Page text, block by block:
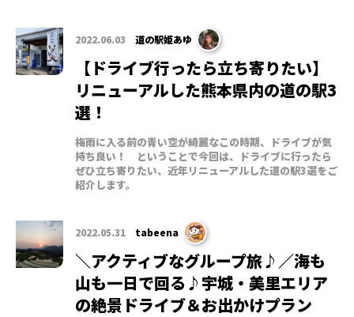
2022.06.03 道の駅姫あゆ
【ドライブ行ったら立ち寄りたい】
リニューアルした熊本県内の道の駅3
選！
梅雨に入る前の青い空が綺麗なこの時期、ドライブが気
持ち良い！ ということで今回は、ドライブに行ったら
ぜひ立ち寄りたい、近年リニューアルした道の駅3選をご
紹介します。
2022.05.31 tabeena
＼アクティブなグループ旅♪／海も
山も一日で回る♪宇城・美里エリア
の絶景ドライブ＆お出かけプラン